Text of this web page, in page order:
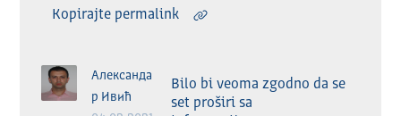
Kopirajte permalink
Александа
р Ивић
Bilo bi veoma zgodno da se
set proširi sa